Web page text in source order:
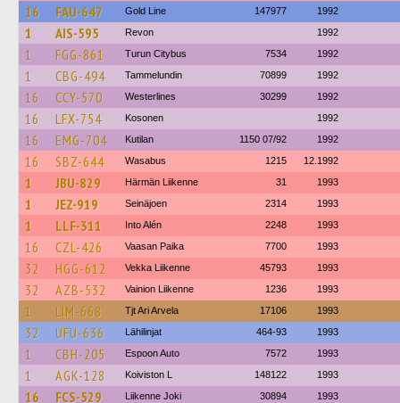
16 FAU-647 Gold Line 147977 1992
1 AIS-595 Revon 1992
1 FGG-861 Turun Citybus 7534 1992
1 CBG-494 Tammelundin 70899 1992
16 CCY-570 Westerlines 30299 1992
16 LFX-754 Kosonen 1992
16 EMG-704 Kutilan 1150 07/92 1992
16 SBZ-644 Wasabus 1215 12.1992
1 JBU-829 Härmän Liikenne 31 1993
1 JEZ-919 Seinäjoen 2314 1993
1 LLF-311 Into Alén 2248 1993
16 CZL-426 Vaasan Paika 7700 1993
32 HGG-612 Vekka Liikenne 45793 1993
32 AZB-532 Vainion Liikenne 1236 1993
1 LIM-668 Tjt Ari Arvela 17106 1993
32 UFU-636 Lähilinjat 464-93 1993
1 CBH-205 Espoon Auto 7572 1993
1 AGK-128 Koiviston L 148122 1993
16 FCS-529 Liikenne Joki 30894 1993